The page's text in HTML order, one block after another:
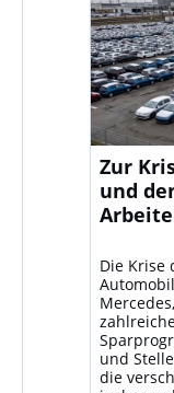
Zur
und
Die Krise
und
die